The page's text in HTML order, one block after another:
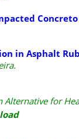
in Asphalt
Alternative for